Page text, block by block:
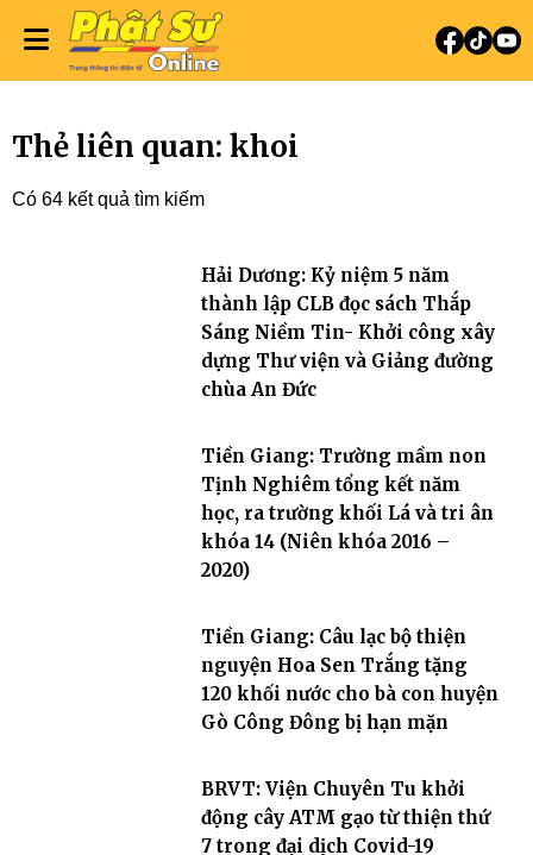
Thẻ liên quan: khoi
Có 64 kết quả tìm kiếm
Hải Dương: Kỷ niệm 5 năm
thành lập CLB đọc sách Thắp
Sáng Niềm Tin- Khởi công xây
dựng Thư viện và Giảng đường
chùa An Đức
Tiền Giang: Trường mầm non
Tịnh Nghiêm tổng kết năm
học, ra trường khối Lá và tri ân
khóa 14 (Niên khóa 2016 –
2020)
Tiền Giang: Câu lạc bộ thiện
nguyện Hoa Sen Trắng tặng
120 khối nước cho bà con huyện
Gò Công Đông bị hạn mặn
BRVT: Viện Chuyên Tu khởi
động cây ATM gạo từ thiện thứ
7 trong đại dịch Covid-19